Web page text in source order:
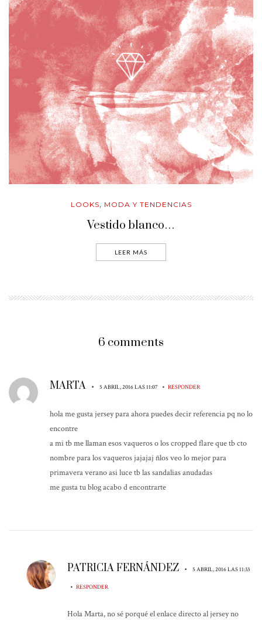
LOOKS, MODA Y TENDENCIAS
Vestido blanco…
LEER MÁS
6 comments
MARTA • 5 ABRIL, 2016 LAS 11:07 • RESPONDER
hola me gusta jersey para ahora puedes decir referencia pq no lo
encontre
a mi tb me llaman esos vaqueros o los cropped flare que tb cto
nombre para los vaqueros jajajaj ñlos veo lo mejor para
primavera verano asi luce tb las sandalias anudadas
me gusta tu blog acabo d encontrarte
PATRICIA FERNÁNDEZ • 5 ABRIL, 2016 LAS 11:33
• RESPONDER
Hola Marta, no sé porqué el enlace directo al jersey no